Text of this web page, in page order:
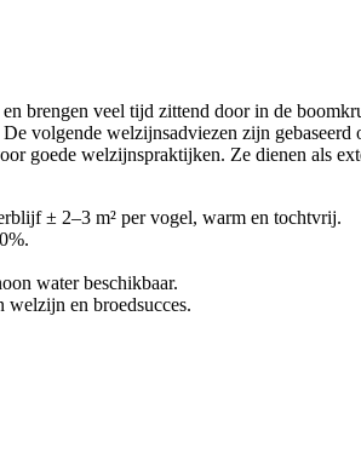
brengen veel tijd zittend door in de
volgende welzijnsadviezen zijn
goede welzijnspraktijken. Ze dienen als
± 2–3 m² per vogel, warm en tochtvrij.
water beschikbaar.
welzijn en broedsucces.